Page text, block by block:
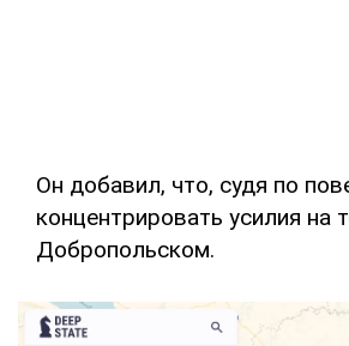
Он добавил, что, судя по
концентрировать усилия на
Добропольском.